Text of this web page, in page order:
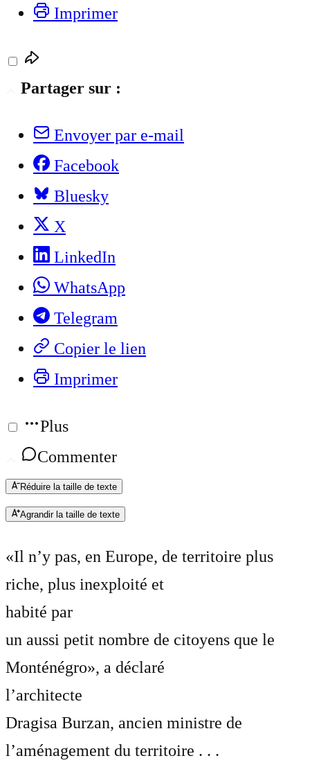
Imprimer
Partager sur :
Envoyer par e-mail
Facebook
Bluesky
X
LinkedIn
WhatsApp
Telegram
Copier le lien
Imprimer
Plus
Commenter
Réduire la taille de texte
Agrandir la taille de texte
«Il n’y pas, en Europe, de territoire plus
riche, plus inexploité et
habité par
un aussi petit nombre de citoyens que le
Monténégro», a déclaré
l’architecte
Dragisa Burzan, ancien ministre de
l’aménagement du territoire . . .